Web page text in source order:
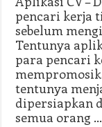
pencari kerja
sebelum
Tentunya
para pencari
tentunya
dipersiapkan
semua orang …